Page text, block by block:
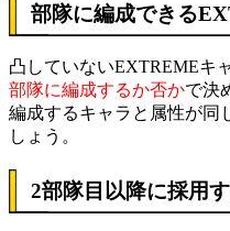
部隊に編成できる
凸していないEXTREMEキ
部隊に編成するか否かで決
編成するキャラと属性が同
しょう。
2部隊目以降に採用